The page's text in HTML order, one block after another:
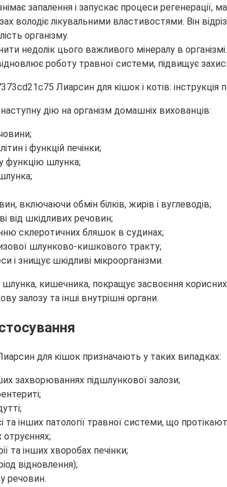
запалення і запускає процеси регенерації,
володіє лікувальними властивостями. Він
організму.
недолік цього важливого мінералу в
роботу травної системи, підвищує
дію на організм домашніх вихованців:
і функцій печінки;
функцію шлунка;
включаючи обмін білків, жирів і вуглеводів;
від шкідливих речовин;
склеротичних бляшок в судинах;
шлунково-кишкового тракту;
і знищує шкідливі мікроорганізми.
кишечника, покращує засвоєння
залозу та інші внутрішні органи.
для кішок призначають у таких випадках:
захворюваннях підшлункової залози;
інших патології травної системи, що
отруєннях;
та інших хворобах печінки;
відновлення);
речовин.